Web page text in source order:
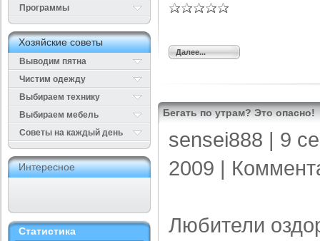
Программы
Хозяйские советы
Выводим пятна
Чистим одежду
Выбираем технику
Выбираем мебель
Cоветы на каждый день
Интересное
Статистика
Далее...
Бегать по утрам? Это опасно!
sensei888 | 9
2009 |
Любители